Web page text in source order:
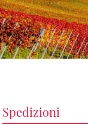
Spedizioni